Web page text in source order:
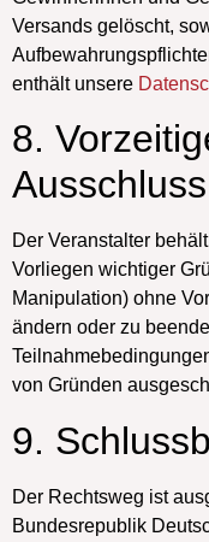
Versands gelöscht,
enthält unsere
8.
Ausschluss
Der Veranstalter
Vorliegen wichtiger
Manipulation) ohne
ändern oder zu
von Gründen
9.
Der Rechtsweg ist
Bundesrepublik